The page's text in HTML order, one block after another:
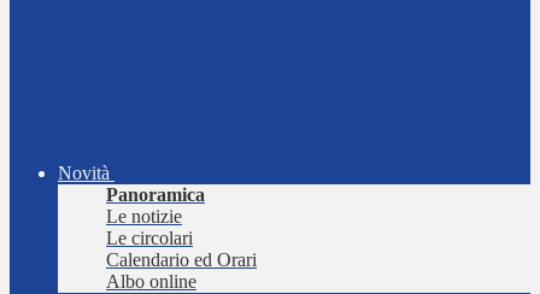
Novità
Panoramica
Le notizie
Le circolari
Calendario ed Orari
Albo online